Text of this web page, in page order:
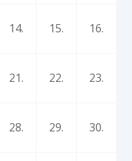
14. 15. 16.
21. 22. 23.
28. 29. 30.